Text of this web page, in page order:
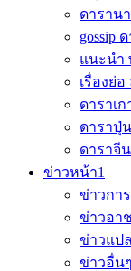
ดาราน
gossip
แนะนำ
เรื่องย่
ดาราเ
ดาราปุ่น
ดาราจีน
ข่าวหน้า1
ข่าวกา
ข่าวอา
ข่าวแป
ข่าวอื่นๆ